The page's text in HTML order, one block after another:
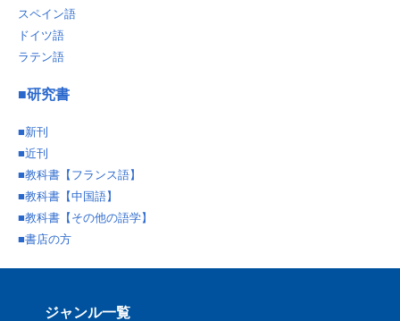
スペイン語
ドイツ語
ラテン語
■研究書
■新刊
■近刊
■教科書【フランス語】
■教科書【中国語】
■教科書【その他の語学】
■書店の方
ジャンル一覧